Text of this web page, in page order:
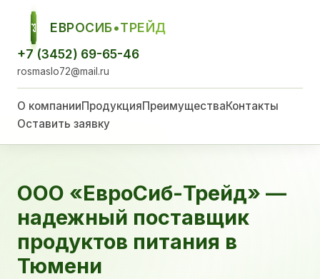
ЕСТ
ЕВРОСИБ•ТРЕЙД
+7 (3452) 69-65-46
rosmaslo72@mail.ru
О компанииПродукцияПреимуществаКонтакты
Оставить заявку
ООО «ЕвроСиб-Трейд» —
надежный поставщик
продуктов питания в
Тюмени